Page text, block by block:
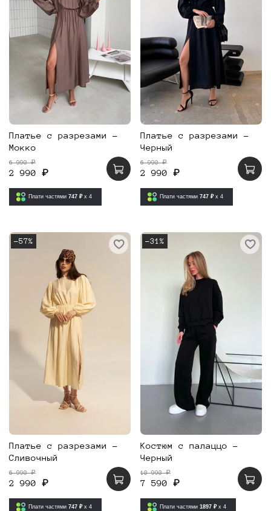
Платье с разрезами -
Мокко
6 990 ₽
2 990 ₽
Плати частями 747 ₽ x 4
Платье с разрезами -
Черный
6 990 ₽
2 990 ₽
Плати частями 747 ₽ x 4
-57%
Платье с разрезами -
Сливочный
6 990 ₽
2 990 ₽
Плати частями 747 ₽ x 4
-31%
Костюм с палаццо -
Черный
10 990 ₽
7 590 ₽
Плати частями 1897 ₽ x 4